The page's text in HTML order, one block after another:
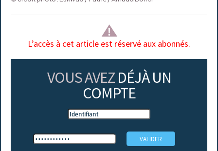
L’accès à cet article est réservé aux abonnés.
VOUS AVEZ DÉJÀ UN
COMPTE